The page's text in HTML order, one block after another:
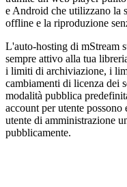
e Android che utilizzano la
offline e la riproduzione
L'auto-hosting di mStream
sempre attivo alla tua
i limiti di archiviazione, i
cambiamenti di licenza dei
modalità pubblica
account per utente
utente di amministrazione
pubblicamente.